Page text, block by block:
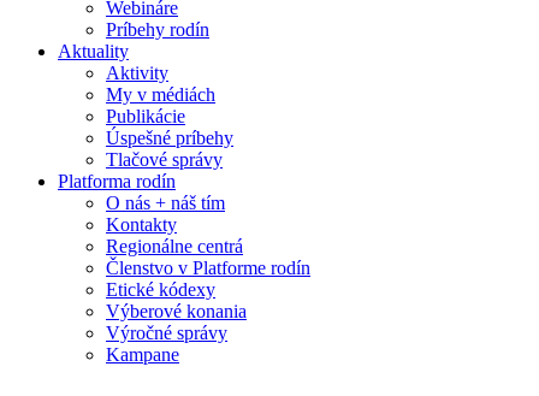
Webináre
Príbehy rodín
Aktuality
Aktivity
My v médiách
Publikácie
Úspešné príbehy
Tlačové správy
Platforma rodín
O nás + náš tím
Kontakty
Regionálne centrá
Členstvo v Platforme rodín
Etické kódexy
Výberové konania
Výročné správy
Kampane